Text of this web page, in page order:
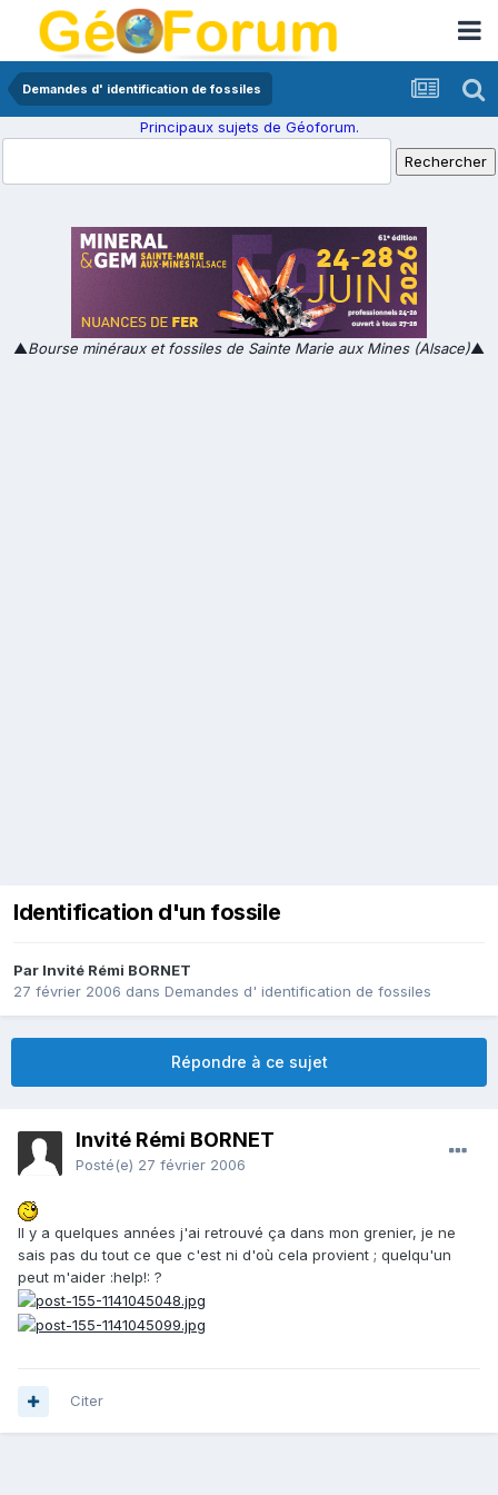
Demandes d' identification de fossiles
Principaux sujets de Géoforum.
▲Bourse minéraux et fossiles de Sainte Marie aux Mines (Alsace)▲
Identification d'un fossile
Par Invité Rémi BORNET
27 février 2006 dans Demandes d' identification de fossiles
Répondre à ce sujet
Invité Rémi BORNET
Posté(e) 27 février 2006
Il y a quelques années j'ai retrouvé ça dans mon grenier, je ne
sais pas du tout ce que c'est ni d'où cela provient ; quelqu'un
peut m'aider :help!: ?
Citer